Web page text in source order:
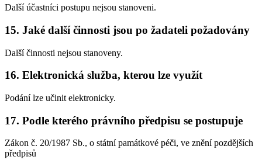
Další účastníci postupu nejsou stanoveni.
15. Jaké další činnosti jsou po žadateli požadovány
Další činnosti nejsou stanoveny.
16. Elektronická služba, kterou lze využít
Podání lze učinit elektronicky.
17. Podle kterého právního předpisu se postupuje
Zákon č. 20/1987 Sb., o státní památkové péči, ve znění pozdějších
předpisů